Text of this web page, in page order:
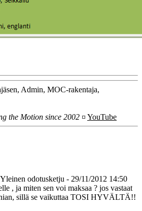
Admin, MOC-rakentaja,
the Motion since 2002 ¤ YouTube
odotusketju - 29/11/2012 14:50
, ja miten sen voi maksaa ? jos vastaat
sillä se vaikuttaa TOSI HYVÄLTÄ!!